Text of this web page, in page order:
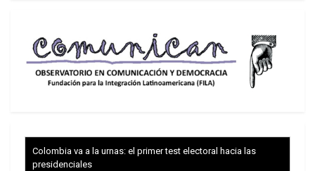
Nicolás Maduro consistió en 65 toneladas de
suministros médicos, lo que representa un
reconocimiento no oficial del impacto de sus
propias sanciones.
estaciones de monitoreo e investigación sísmica
de Venezuela, cuyas restricciones financieras han
Colombia va a la urnas: el primer test electoral hacia las
presidenciales